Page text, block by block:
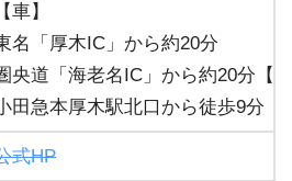
【車】
名「厚木IC」から約20分
央道「海老名IC」から約20分【
田急本厚木駅北口から徒歩9分
式HP